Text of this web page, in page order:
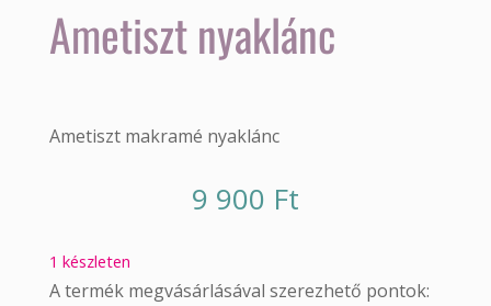
Ametiszt nyaklánc
Ametiszt makramé nyaklánc
9 900 Ft
1 készleten
A termék megvásárlásával szerezhető pontok: